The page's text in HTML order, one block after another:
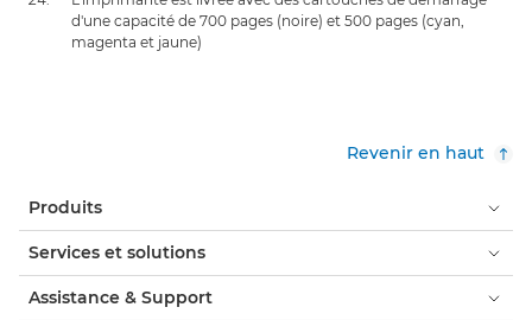
d'une capacité de 700 pages (noire) et 500 pages (cyan,
magenta et jaune)
Revenir en haut
Produits
Services et solutions
Assistance & Support